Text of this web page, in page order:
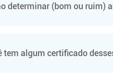
determinar (bom ou ruim)
tem algum certificado